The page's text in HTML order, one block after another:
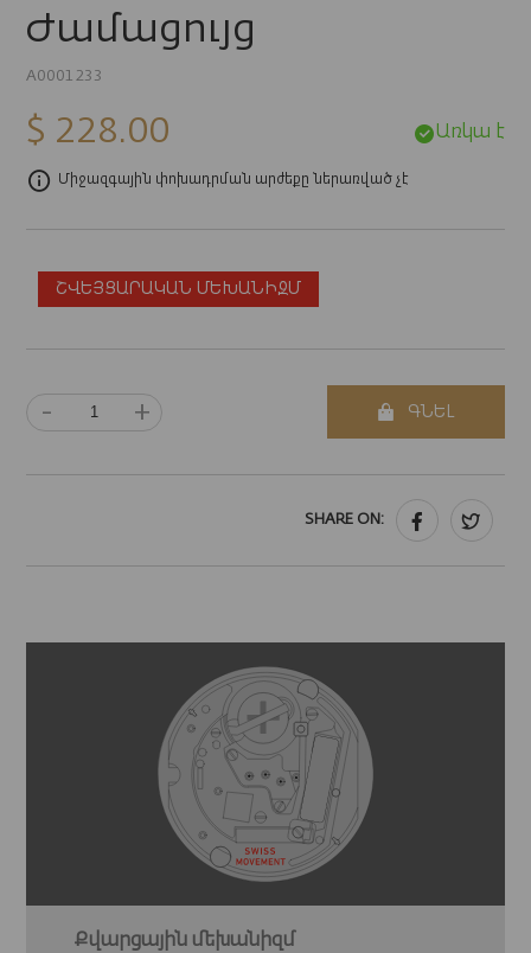
Ժամացույց
A0001233
$ 228.00 Առկա է
Միջազգային փոխադրման արժեքը ներառված չէ
ՇՎԵՅՑԱՐԱԿԱՆ ՄԵԽԱՆԻԶՄ
- + ԳՆԵԼ
SHARE ON:
Քվարցային մեխանիզմ